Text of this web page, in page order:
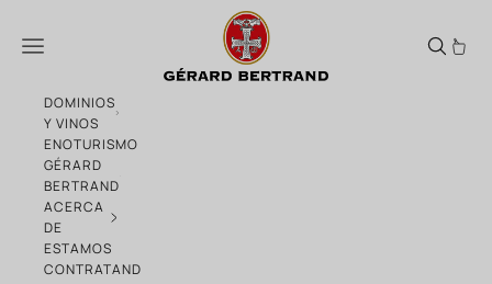
Reportaje en NBC dedicado al sur de
Menú
DOMINIOS
Y VINOS
ENOTURISMO
GÉRARD
BERTRAND
ACERCA
DE
ESTAMOS
CONTRATANDO